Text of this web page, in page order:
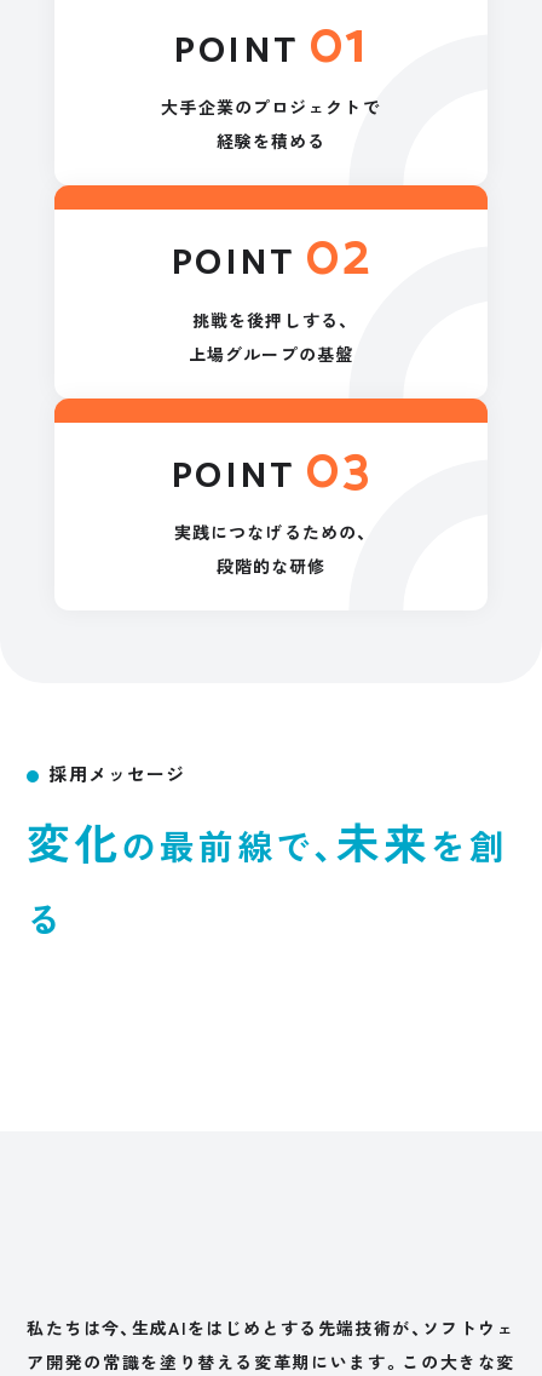
POINT 01
大手企業の プロジェクトで
経験を積める
POINT 02
挑戦を後押しする、
上場グループの基盤
POINT 03
実践につなげるための、
段階的な研修
採用メッセージ
変化の最前線で、未来を創
る
私たちは今、生成AIをはじめとする先端技術が、ソフトウェ
ア開発の常識を塗り替える変革期にいます。この大きな変